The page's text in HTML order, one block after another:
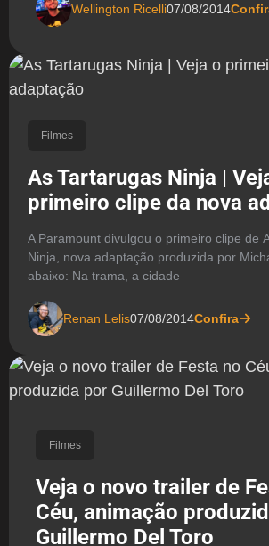
Wellington Ricelli07/08/2014
Filmes
As Tartarugas Ninja |
primeiro clipe da nova
A Paramount divulgou o primeiro clipe de
Ninja, nova adaptação produzida por
abaixo: Na trama, a cidade
Renan Lelis07/08/2014Confira
Filmes
Veja o novo trailer de
Céu, animação
Guillermo Del Toro